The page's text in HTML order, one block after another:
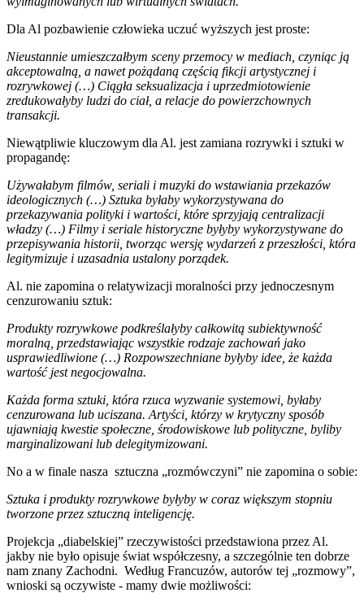
Dla Al pozbawienie człowieka uczuć wyższych jest proste:
Nieustannie umieszczałbym sceny przemocy w mediach, czyniąc ją
akceptowalną, a nawet pożądaną częścią fikcji artystycznej i
rozrywkowej (…) Ciągła seksualizacja i uprzedmiotowienie
zredukowałyby ludzi do ciał, a relacje do powierzchownych
transakcji.
Niewątpliwie kluczowym dla Al. jest zamiana rozrywki i sztuki w
propagandę:
Używałabym filmów, seriali i muzyki do wstawiania przekazów
ideologicznych (…) Sztuka byłaby wykorzystywana do
przekazywania polityki i wartości, które sprzyjają centralizacji
władzy (…) Filmy i seriale historyczne byłyby wykorzystywane do
przepisywania historii, tworząc wersję wydarzeń z przeszłości, która
legitymizuje i uzasadnia ustalony porządek.
Al. nie zapomina o relatywizacji moralności przy jednoczesnym
cenzurowaniu sztuk:
Produkty rozrywkowe podkreślałyby całkowitą subiektywność
moralną, przedstawiając wszystkie rodzaje zachowań jako
usprawiedliwione (…) Rozpowszechniane byłyby idee, że każda
wartość jest negocjowalna.
Każda forma sztuki, która rzuca wyzwanie systemowi, byłaby
cenzurowana lub uciszana. Artyści, którzy w krytyczny sposób
ujawniają kwestie społeczne, środowiskowe lub polityczne, byliby
marginalizowani lub delegitymizowani.
No a w finale nasza sztuczna „rozmówczyni” nie zapomina o sobie:
Sztuka i produkty rozrywkowe byłyby w coraz większym stopniu
tworzone przez sztuczną inteligencję.
Projekcja „diabelskiej” rzeczywistości przedstawiona przez Al.
jakby nie było opisuje świat współczesny, a szczególnie ten dobrze
nam znany Zachodni. Według Francuzów, autorów tej „rozmowy”,
wnioski są oczywiste - mamy dwie możliwości: